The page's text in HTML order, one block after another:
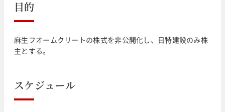
目的
麻生フオームクリートの株式を非公開化し、日特建設のみ株
主とする。
スケジュール